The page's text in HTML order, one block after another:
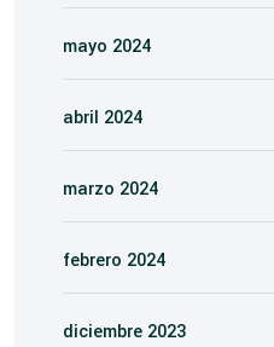
mayo 2024
abril 2024
marzo 2024
febrero 2024
diciembre 2023